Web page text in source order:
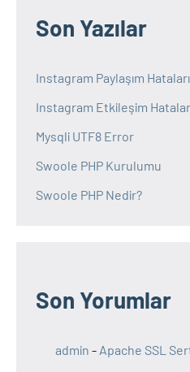
Son Yazılar
Instagram Paylaşım Hataları
Instagram Etkileşim
Mysqli UTF8 Error
Swoole PHP Kurulumu
Swoole PHP Nedir?
Son Yorumlar
admin - Apache SSL